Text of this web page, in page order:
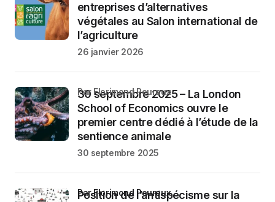
entreprises d’alternatives
végétales au Salon international de
l’agriculture
26 janvier 2026
30 septembre 2025 – La London
School of Economics ouvre le
premier centre dédié à l’étude de la
sentience animale
par Florimond Peureux
30 septembre 2025
Position de l’antispécisme sur la
par Florimond Peureux